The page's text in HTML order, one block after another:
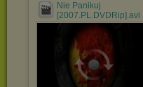
Nie Panikuj
[2007.PL.DVDRip].avi